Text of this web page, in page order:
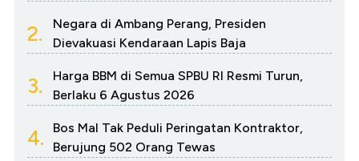
2.
Negara di Ambang Perang, Presiden
Dievakuasi Kendaraan Lapis Baja
3.
Harga BBM di Semua SPBU RI Resmi Turun,
Berlaku 6 Agustus 2026
4.
Bos Mal Tak Peduli Peringatan Kontraktor,
Berujung 502 Orang Tewas